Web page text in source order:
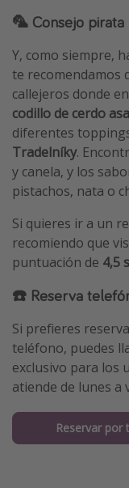
🦜 Consejo pirata
Y, como siempre,
te recomendamos
callejeros donde
codillo de cerdo
diferentes
Tradelníky.
y canela, y los
pistachos, nata o
Si quieres ir a un
recomiendo que
puntuación de 4,5
☎️ Reserva
Si prefieres
teléfono, puedes
exclusivo para los
atiende de lunes a
Reservar por